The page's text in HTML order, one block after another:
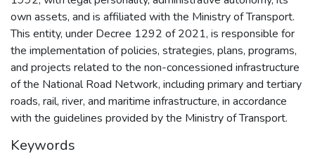
own assets, and is affiliated with the Ministry of Transport.
This entity, under Decree 1292 of 2021, is responsible for
the implementation of policies, strategies, plans, programs,
and projects related to the non-concessioned infrastructure
of the National Road Network, including primary and tertiary
roads, rail, river, and maritime infrastructure, in accordance
with the guidelines provided by the Ministry of Transport.
Keywords